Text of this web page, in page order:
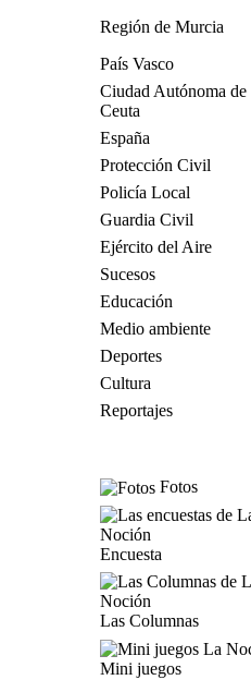
Región de Murcia
País Vasco
Ciudad Autónoma de
Ceuta
España
Protección Civil
Policía Local
Guardia Civil
Ejército del Aire
Sucesos
Educación
Medio ambiente
Deportes
Cultura
Reportajes
Fotos
Encuesta
Las Columnas
Mini juegos